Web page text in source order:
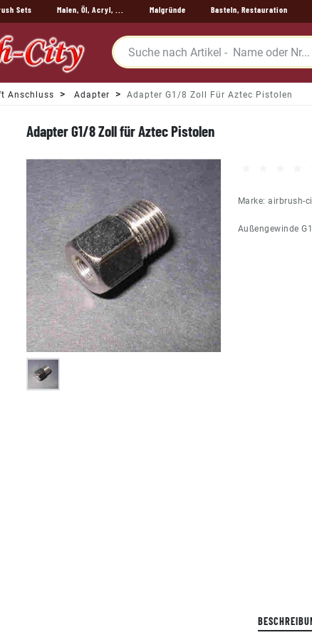
Sets Malen, Öl, Acryl, ... Malgründe Basteln, Restauration
Anschluss Adapter Adapter G1/8 Zoll Für Aztec Pistolen
Adapter G1/8 Zoll für Aztec Pistolen
Marke:airbrush-
Außengewinde